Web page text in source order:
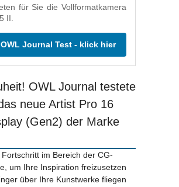
für Sie die Vollformatkamera
II.
Journal Test - klick hier
OWL Journal testete
neue Artist Pro 16
(Gen2) der Marke
im Bereich der CG-
um Ihre Inspiration freizusetzen
über Ihre Kunstwerke fliegen